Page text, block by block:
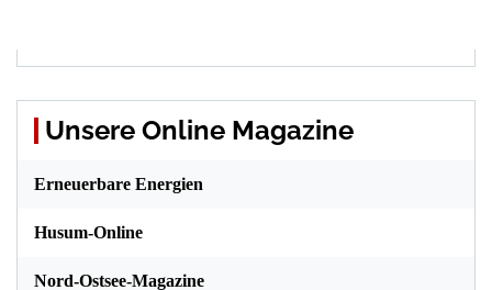
Unsere Online Magazine
Erneuerbare Energien
Husum-Online
Nord-Ostsee-Magazine